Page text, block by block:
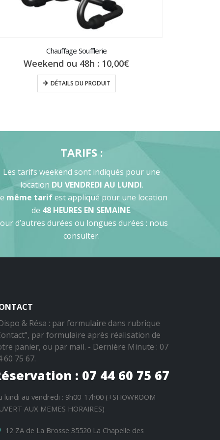
Chauffage Soufflerie
Weekend ou 48h : 10,00€
DÉTAILS DU PRODUIT
TARIFS :
Les tarifs weekend sont indiqués pour une
location DU VENDREDI AU LUNDI.
même tarifest appliqué pour une location
de 48 HEURES EN SEMAINE.
d’autres durées ou longues durées : nous
consulter.
& Résa : par formulaire dans rubrique
par formulaire après réalisation de
panier, ou par mail. - Dernière Minute : 07
60 75 67.
: 07 44 60 75 67
lundi au vendredi : 9h00-17h00 (+SHOWROOM
AUX MEMES HORAIRES)
12 ZA de La Brosse 35520 La Chapelle des